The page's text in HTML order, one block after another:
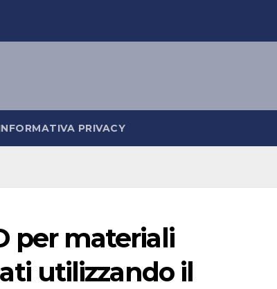
PRIVACY
per materiali
utilizzando il